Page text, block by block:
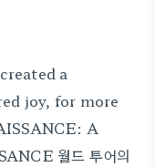
a
joy, for more
A
월드 투어의